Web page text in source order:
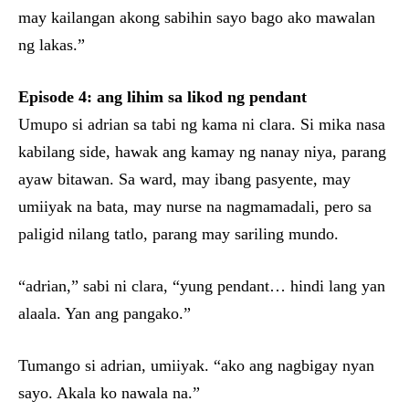
may kailangan akong sabihin sayo bago ako mawalan
ng lakas.”
Episode 4: ang lihim sa likod ng pendant
Umupo si adrian sa tabi ng kama ni clara. Si mika nasa
kabilang side, hawak ang kamay ng nanay niya, parang
ayaw bitawan. Sa ward, may ibang pasyente, may
umiiyak na bata, may nurse na nagmamadali, pero sa
paligid nilang tatlo, parang may sariling mundo.
“adrian,” sabi ni clara, “yung pendant… hindi lang yan
alaala. Yan ang pangako.”
Tumango si adrian, umiiyak. “ako ang nagbigay nyan
sayo. Akala ko nawala na.”